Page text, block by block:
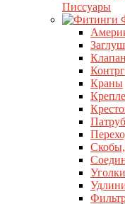
Писсуары
Краны
Уголки